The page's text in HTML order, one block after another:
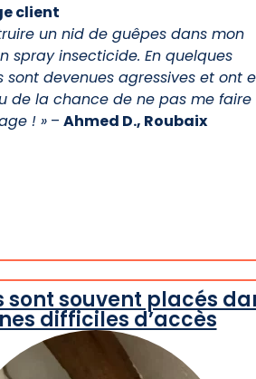
client
un nid de guêpes dans mon
spray insecticide. En quelques
sont devenues agressives et ont
de la chance de ne pas me faire
! » – Ahmed D., Roubaix
sont souvent placés
difficiles d’accès